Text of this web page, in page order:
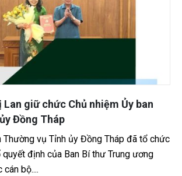
đâm vợ trước mặt con nhỏ tại
nhìn pháp lý về tội giết người
trọng xảy ra tại xã An Phước, tỉnh
chồng bị cho là đã dùng hung khí tấn
mặt...